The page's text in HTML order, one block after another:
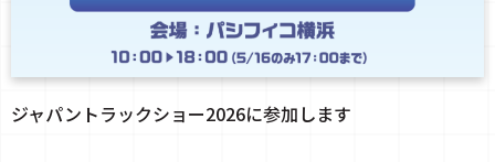
ジャパントラックショー2026に参加します